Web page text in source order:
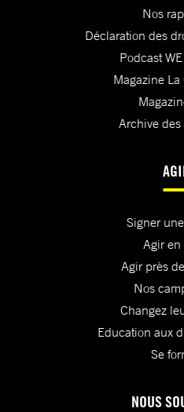
Nos
Déclaration des
Podcast
Magazine
Archive
Signer
Agir
Agir près
Nos
Changez
Education aux
Se
NOUS